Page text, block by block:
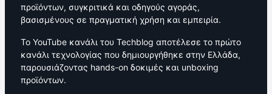
προϊόντων, συγκριτικά και οδηγούς αγοράς,
βασισμένους σε πραγματική χρήση και εμπειρία.
Το YouTube κανάλι του Techblog αποτέλεσε το πρώτο
κανάλι τεχνολογίας που δημιουργήθηκε στην Ελλάδα,
παρουσιάζοντας hands-on δοκιμές και unboxing
προϊόντων.